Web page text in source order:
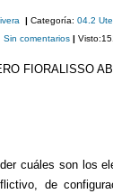
|Categoría:04.2
Sin comentarios|
FIORALISSO
cuáles son los
de